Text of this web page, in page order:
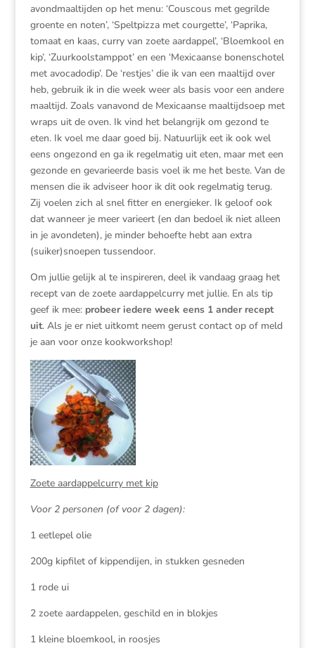
avondmaaltijden op het menu: ‘Couscous met gegrilde
groente en noten’, ‘Speltpizza met courgette’, ‘Paprika,
tomaat en kaas, curry van zoete aardappel’, ‘Bloemkool en
kip’, ‘Zuurkoolstamppot’ en een ‘Mexicaanse bonenschotel
met avocadodip’. De ‘restjes’ die ik van een maaltijd over
heb, gebruik ik in die week weer als basis voor een andere
maaltijd. Zoals vanavond de Mexicaanse maaltijdsoep met
wraps uit de oven. Ik vind het belangrijk om gezond te
eten. Ik voel me daar goed bij. Natuurlijk eet ik ook wel
eens ongezond en ga ik regelmatig uit eten, maar met een
gezonde en gevarieerde basis voel ik me het beste. Van de
mensen die ik adviseer hoor ik dit ook regelmatig terug.
Zij voelen zich al snel fitter en energieker. Ik geloof ook
dat wanneer je meer varieert (en dan bedoel ik niet alleen
in je avondeten), je minder behoefte hebt aan extra
(suiker)snoepen tussendoor.
Om jullie gelijk al te inspireren, deel ik vandaag graag het
recept van de zoete aardappelcurry met jullie. En als tip
geef ik mee: probeer iedere week eens 1 ander recept
uit. Als je er niet uitkomt neem gerust contact op of meld
je aan voor onze kookworkshop!
Zoete aardappelcurry met kip
Voor 2 personen (of voor 2 dagen):
1 eetlepel olie
200g kipfilet of kippendijen, in stukken gesneden
1 rode ui
2 zoete aardappelen, geschild en in blokjes
1 kleine bloemkool, in roosjes